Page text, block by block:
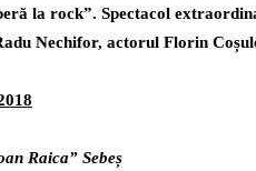
la rock”. Spectacol
Nechifor, actorul Florin
Raica” Sebeș